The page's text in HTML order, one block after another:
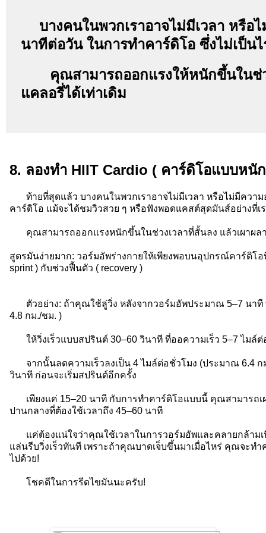
บางคนในพวกเราอาจไม่มีเวลา หรือ
นาทีต่อวัน ในการทำคาร์ดิโอ ซึ่งไม่เป็นไ
คุณสามารถออกแรงให้หนักขึ้นในช่ว
แคลอรี่ได้เท่าเดิม
8. ลองทำ HIIT Cardio ( คาร์ดิโอแบบหนั
ท้ายที่สุดแล้ว บางคนในพวกเราอาจไม่มีเวลา หรือไม่มีความ
คาร์ดิโอ แม้จะได้ชมวิวสวย ๆ หรือฟังพอดแคสต์สุดมันส์อย่างที่เ
คุณสามารถออกแรงหนักขึ้นในช่วงเวลาที่สั้นลง แล้วเผาผ
สูตรมันง่ายมาก: วอร์มอัพร่างกายให้เพียงพอบนอุปกรณ์คาร์ดิโ
sprint ) กับช่วงฟื้นตัว ( recovery )
ตัวอย่าง: ถ้าคุณใช้ลู่วิ่ง หลังจากวอร์มอัพประมาณ 5–7 นาที
4.8 กม./ชม. )
ให้วิ่งเร็วแบบสปรินต์ 30–60 วินาที ที่ออความเร็ว 5–7 ไมล์
จากนั้นลดความเร็วลงเป็น 4 ไมล์ต่อชั่วโมง (ประมาณ 6.4 ก
วินาที ก่อนจะเริ่มสปรินต์อีกครั้ง
เพียงแค่ 15–20 นาที กับการทำคาร์ดิโอแบบนี้ คุณสามารถเ
ปานกลางที่ต้องใช้เวลาถึง 45–60 นาที
แค่ต้องแน่ใจว่าคุณใช้เวลาในการวอร์มอัพและคลายกล้ามเ
แล่นรีบวิ่งเร็วทันที เพราะถ้าคุณบาดเจ็บขึ้นมาเมื่อไหร่ คุณจะท
ไปด้วย!
โชคดีในการรีดไขมันนะครับ!